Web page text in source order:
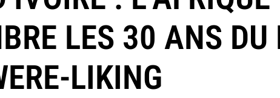
LES 30 ANS
LIKING